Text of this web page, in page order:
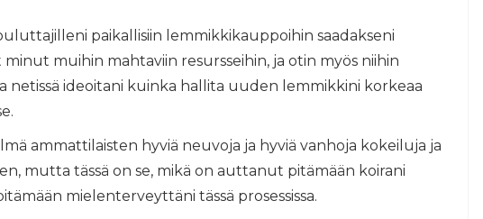
paikallisiin lemmikkikauppoihin saadakseni
muihin mahtaviin resursseihin, ja otin myös niihin
netissä ideoitani kuinka hallita uuden lemmikkini korkeaa
ammattilaisten hyviä neuvoja ja hyviä vanhoja kokeiluja ja
mutta tässä on se, mikä on auttanut pitämään koirani
mielenterveyttäni tässä prosessissa.